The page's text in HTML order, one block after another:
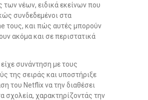
των νέων, ειδικά εκείνων που
συνδεδεμένοι στα
τους, και πώς αυτές μπορούν
ακόμα και σε περιστατικά
συνάντηση με τους
της σειράς και υποστήριξε
του Netflix να την διαθέσει
σχολεία, χαρακτηρίζοντάς την